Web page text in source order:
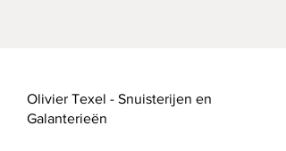
Olivier Texel - Snuisterijen en
Galanterieën